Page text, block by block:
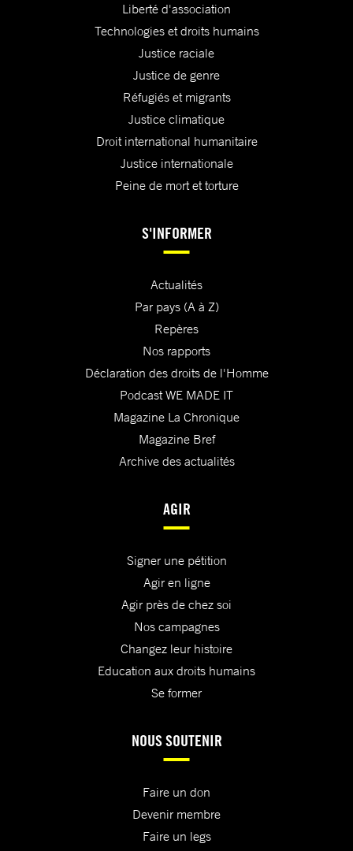
Liberté d'association
Technologies et droits humains
Justice raciale
Justice de genre
Réfugiés et migrants
Justice climatique
Droit international humanitaire
Justice internationale
Peine de mort et torture
S'INFORMER
Actualités
Par pays (A à Z)
Repères
Nos rapports
Déclaration des droits de l'Homme
Podcast WE MADE IT
Magazine La Chronique
Magazine Bref
Archive des actualités
AGIR
Signer une pétition
Agir en ligne
Agir près de chez soi
Nos campagnes
Changez leur histoire
Education aux droits humains
Se former
NOUS SOUTENIR
Faire un don
Devenir membre
Faire un legs